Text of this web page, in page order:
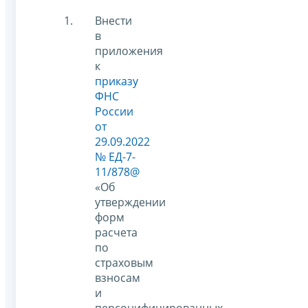
Внести
в
приложения
к
приказу
ФНС
России
от
29.09.2022
№ ЕД-7-
11/878@
«Об
утверждении
форм
расчета
по
страховым
взносам
и